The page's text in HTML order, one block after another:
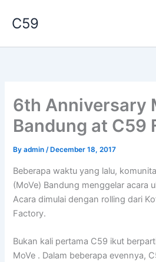
C59
6th Anniversary
Bandung at C59
Byadmin/ December 18, 2017
Beberapa waktu yang lalu,
(MoVe) Bandung menggelar acara
Acara dimulai dengan rolling dari
Factory.
Bukan kali pertama C59 ikut
MoVe . Dalam beberapa evennya,